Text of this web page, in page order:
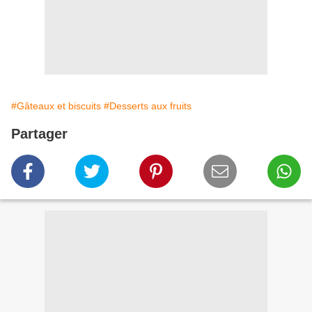
#Gâteaux et biscuits #Desserts aux fruits
Partager